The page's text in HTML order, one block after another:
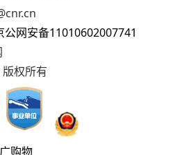
公网安备11010602007741
权所有
购物